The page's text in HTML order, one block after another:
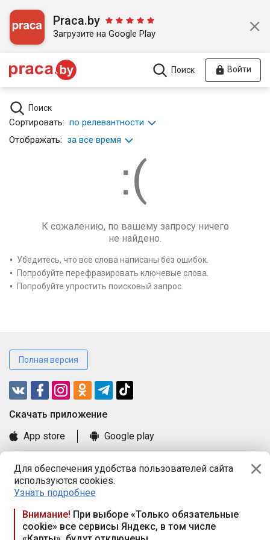
Для обеспечения удобства пользователей сайта
используются cookies.
Узнать подробнее
Внимание! При выборе «Только обязательные
cookie» все сервисы Яндекс, в том числе
Praca.by
Загрузите на Google Play
Поиск Войти
Поиск
Сортировать: по релевантности
Отображать: за все время
К сожалению, по вашему запросу ничего
не найдено.
Убедитесь, что все слова написаны без ошибок.
Попробуйте перефразировать ключевые слова.
Попробуйте упростить поисковый запрос.
Полная версия
Cкачать приложение
App store
Google play
Книга замечаний и предложений
Правила и документы
Praca.by © 2000—2026, ООО «ПРАЦА БАЙ»
Республика Беларусь, 220114, г. Минск, пр-т Независимости
117а, пом. № 9.